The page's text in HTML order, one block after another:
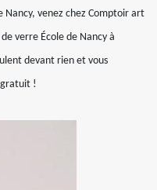
Nancy, venez chez Comptoir art
verre École de Nancy à
devant rien et vous
gratuit !